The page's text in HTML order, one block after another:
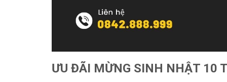
ƯU ĐÃI MỪNG SINH NHẬT 10